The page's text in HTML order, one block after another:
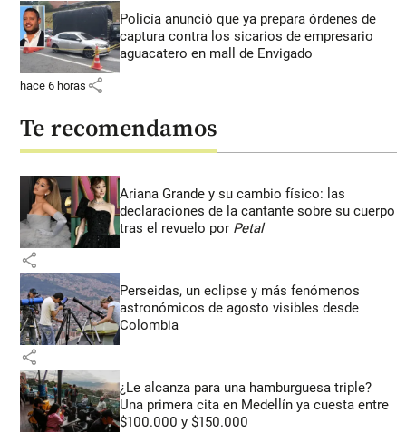
Policía anunció que ya prepara órdenes de
captura contra los sicarios de empresario
aguacatero en mall de Envigado
hace 6 horas share
Te recomendamos
Ariana Grande y su cambio físico: las
declaraciones de la cantante sobre su cuerpo
tras el revuelo por Petal
share
Perseidas, un eclipse y más fenómenos
astronómicos de agosto visibles desde
Colombia
share
¿Le alcanza para una hamburguesa triple?
Una primera cita en Medellín ya cuesta entre
$100.000 y $150.000